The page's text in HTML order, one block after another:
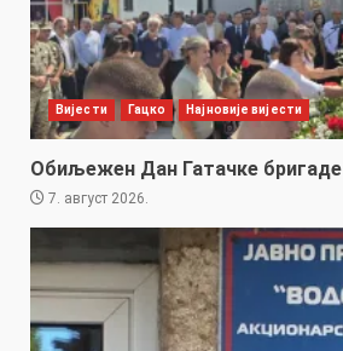
Вијести Гацко Најновије вијести
Обиљежен Дан Гатачке бригаде
7. август 2026.